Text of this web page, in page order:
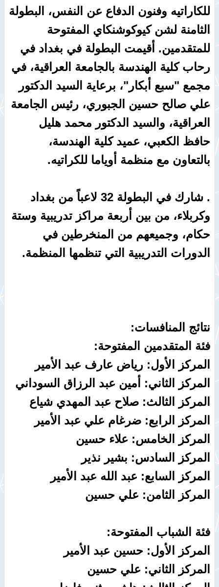
للكاراتيه وفنون الدفاع عن النفس، البطولة
الثامنة لشن كيوكوشنكاي المفتوحة
للمتقدمين. أقيمت البطولة في بغداد في
رحاب كلية الهندسة بالجامعة العراقية، في
مجمع "سبع أبكار"، برعاية السيد الدكتور
علي صالح حسين الجبوري، رئيس الجامعة
العراقية، والسيد الدكتور محمد هليل
حافظ الكعبي، عميد كلية الهندسة،
بالتعاون مع منظمة أوياما للكراتيه.
. شارك في البطولة 32 لاعباً من بغداد
وكربلاء، من بين أربعة مراكز تدريبية وستة
حكام، وجميعهم من المنخرطين في
الدورات التدريبية التي تنظمها المنظمة.
نتائج المنافسات:
فئة المتقدمين المفتوحة:
المركز الأول: رياض عارف عبد الأمير
المركز الثاني: أمين عبد الرزاق السوداني
المركز الثالث: صلاح عبد المهدي شياع
المركز الرابع: ضرغام علي عبد الأمير
المركز الخامس: علاء حسين
المركز السادس: بشير نذير
المركز السابع: عبد الله عبد الأمير
المركز الثامن: علي حسين
فئة الشباب المفتوحة:
المركز الأول: حسين عبد الأمير
المركز الثاني: علي حسين